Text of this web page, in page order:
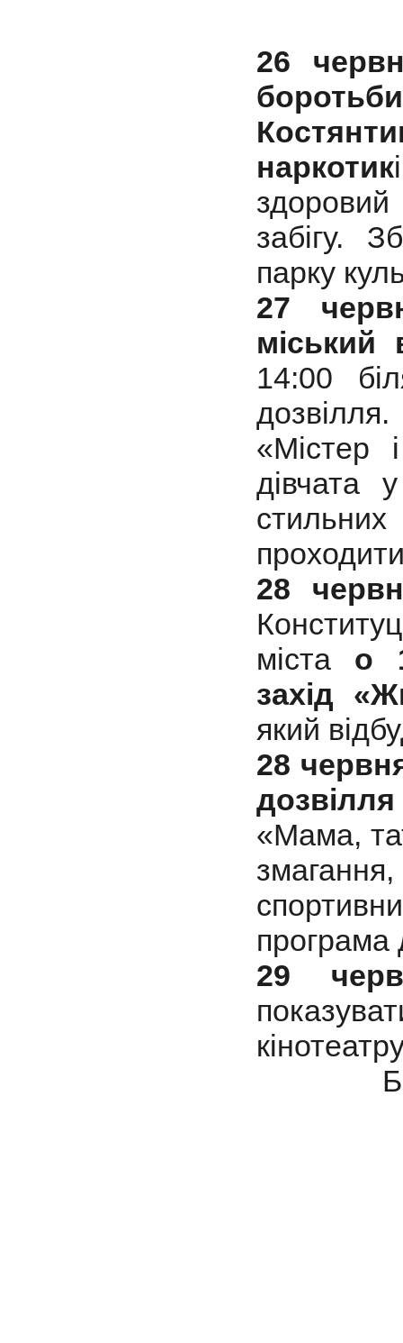
26
наркотик
забігу.
парку
27
міський
14:00
«Містер
дівчата
28
міста о
захід
який
28
«Мама,
програма
29